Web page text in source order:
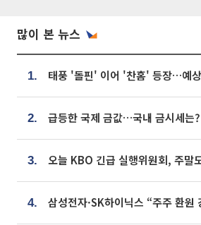
많이 본 뉴스
1.
2. 급등한 국제 금값…국내 금시세는?
3. 오늘 KBO 긴급 실행위원회, 주말
4. 삼성전자·SK하이닉스 “주주 환원